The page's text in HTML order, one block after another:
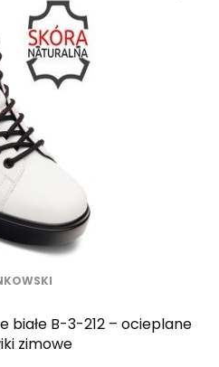
białe B-3-212 – ocieplane
zimowe